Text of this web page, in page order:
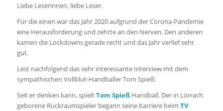
Liebe Leserinnen, liebe Leser.
Für die einen war das Jahr 2020 aufgrund der Corona-Pandemie
eine Herausforderung und zehrte an den Nerven. Den anderen
kamen die Lockdowns gerade recht und das Jahr verlief sehr
gut.
Lest nachfolgend das sehr interessante Interview mit dem
sympathischen Vollblut-Handballer Tom Spieß:
Seit er denken kann, spieltTom SpießHandball. Der in Lörrach
geborene Rückraumspieler begann seine Karriere beim TV